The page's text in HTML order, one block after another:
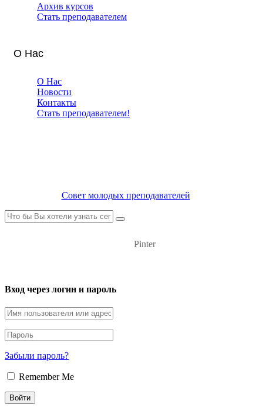
Архив курсов
Стать преподавателем
О Нас
О Нас
Новости
Контакты
Стать преподавателем!
Совет молодых преподавателей
Pinter
Вход через логин и пароль
Забыли пароль?
Remember Me